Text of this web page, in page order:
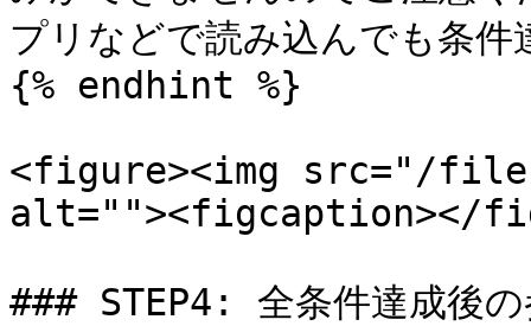
プリなどで読み込んでも条
{% endhint %}
<figure><img src="/files/
alt=""><figcaption></
### STEP4: 全条件達成後